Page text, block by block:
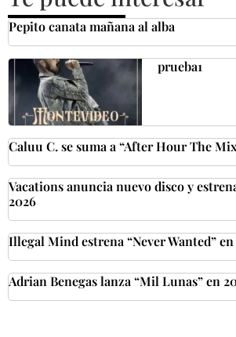
Pepito canata mañana al alba
prueba1
Caluu C. se suma a “After Hour The
Vacations anuncia nuevo disco y
2026
Illegal Mind estrena “Never Wanted”
Adrian Benegas lanza “Mil Lunas” en